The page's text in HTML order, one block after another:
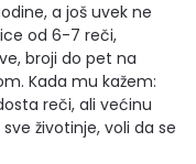
a još uvek ne
od 6-7 reči,
broji do pet na
Kada mu kažem:
reči, ali većinu
životinje, voli da se